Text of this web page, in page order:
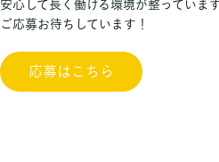
安心して長く働ける環境が整っていま
ご応募お待ちしています！
応募はこちら